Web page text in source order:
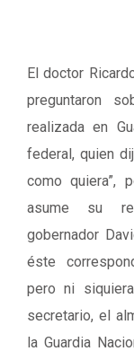
El doctor
preguntaron
realizada en
federal, quien
como quiera”,
asume su
gobernador
éste
pero ni
secretario, el
la Guardia